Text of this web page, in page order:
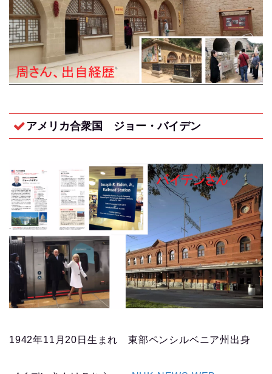
アメリカ合衆国 ジョー・バイデン
1942年11月20日生まれ 東部ペンシルベニア州出身